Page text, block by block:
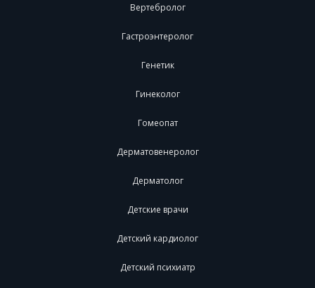
Вертебролог
Гастроэнтеролог
Генетик
Гинеколог
Гомеопат
Дерматовенеролог
Дерматолог
Детские врачи
Детский кардиолог
Детский психиатр